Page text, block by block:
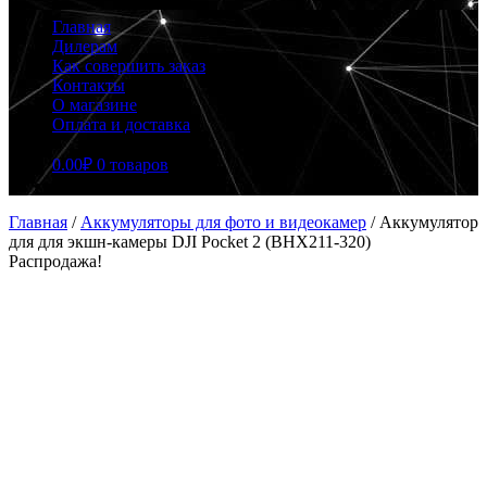
Главная
Дилерам
Как совершить заказ
Контакты
О магазине
Оплата и доставка
0.00₽ 0 товаров
Главная / Аккумуляторы для фото и видеокамер / Аккумулятор
для для экшн-камеры DJI Pocket 2 (BHX211-320)
Распродажа!